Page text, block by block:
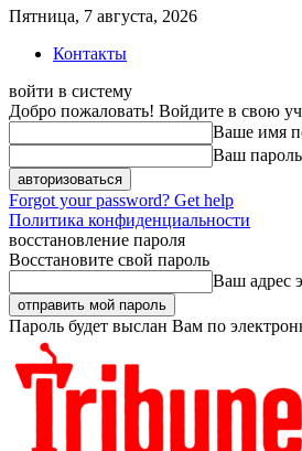
Пятница, 7 августа, 2026
Контакты
войти в систему
Добро пожаловать! Войдите в свою
Ваше имя
Ваш пароль
Forgot your password? Get help
Политика конфиденциальности
восстановление пароля
Восстановите свой пароль
Ваш адрес
Пароль будет выслан Вам по